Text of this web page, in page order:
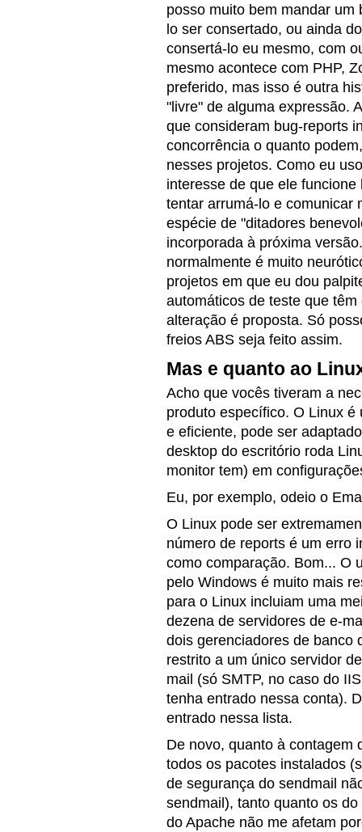
posso muito bem mandar
lo ser consertado, ou ainda
consertá-lo eu mesmo, com
mesmo acontece com PHP,
preferido, mas isso é outra
"livre" de alguma expressão.
que consideram bug-reports
concorrência o quanto
nesses projetos. Como eu
interesse de que ele
tentar arrumá-lo e comunicar
espécie de "ditadores
incorporada à próxima
normalmente é muito
projetos em que eu dou
automáticos de teste que
alteração é proposta. Só
freios ABS seja feito assim.
Mas e quanto ao
Acho que vocês tiveram a
produto específico. O Linux
e eficiente, pode ser
desktop do escritório roda
monitor tem) em
Eu, por exemplo, odeio o
O Linux pode ser
número de reports é um erro
como comparação. Bom... O
pelo Windows é muito mais
para o Linux incluiam uma
dezena de servidores de e-
dois gerenciadores de banco
restrito a um único servidor
mail (só SMTP, no caso do
tenha entrado nessa conta).
entrado nessa lista.
De novo, quanto à contagem
todos os pacotes instalados
de segurança do sendmail
sendmail), tanto quanto os
do Apache não me afetam